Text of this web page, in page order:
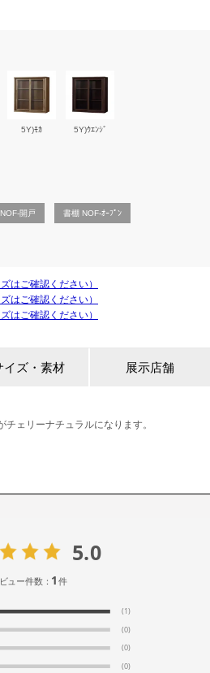
5Y)ﾓｶ 5Y)ｳｴﾝｼﾞ
開戸 書棚 NOF-ｵｰﾌﾟﾝ
はご確認ください）
はご確認ください）
はご確認ください）
イズ・素材 展示店舗
ェリーナチュラルになります。
5.0
ュー件数： 1件
(1)
(0)
(0)
(0)